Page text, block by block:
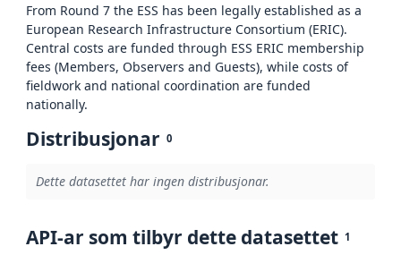
From Round 7 the ESS has been legally established as a
European Research Infrastructure Consortium (ERIC).
Central costs are funded through ESS ERIC membership
fees (Members, Observers and Guests), while costs of
fieldwork and national coordination are funded
nationally.
Distribusjonar 0
Dette datasettet har ingen distribusjonar.
API-ar som tilbyr dette datasettet 1